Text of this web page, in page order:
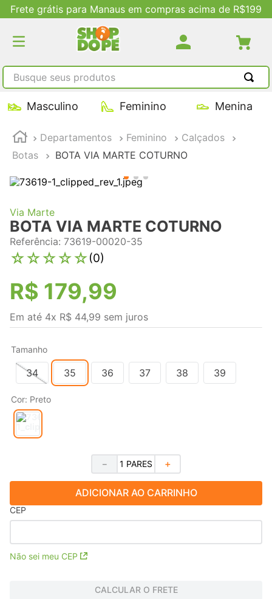
Frete grátis para Manaus em compras acima de R$199
Busque seus produtos
Masculino Feminino Menina
Departamentos Feminino
Calçados
Botas
BOTA VIA MARTE COTURNO
Via Marte
BOTA VIA MARTE COTURNO
Referência: 73619-00020-35
☆☆☆☆☆(0)
R$ 179,99
Em até 4x R$ 44,99 sem juros
Tamanho
34 35 36 37 38 39
Cor: Preto
＋
－
ADICIONAR AO CARRINHO
CEP
Não sei meu CEP
CALCULAR O FRETE
TERMOS MAIS BUSCADOS
2
tenis feminino
4º
adidas